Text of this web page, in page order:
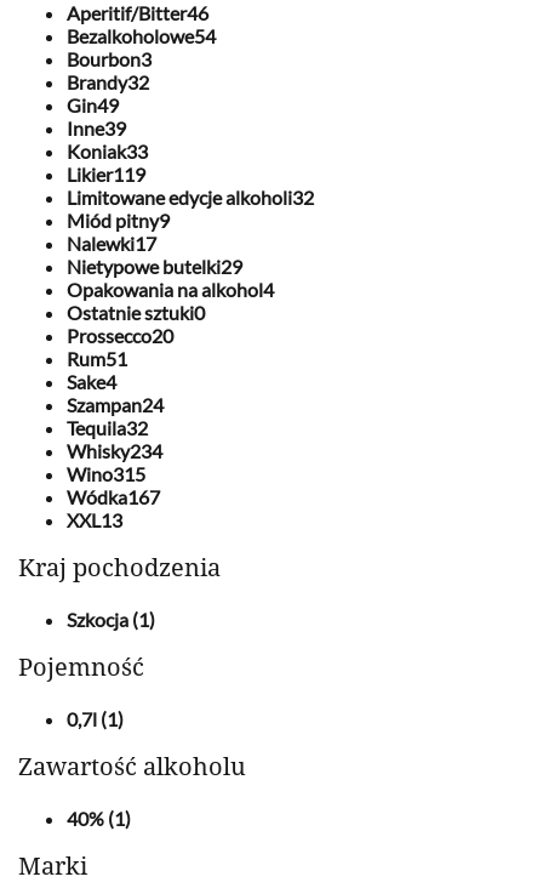
Aperitif/Bitter46
Bezalkoholowe54
Bourbon3
Brandy32
Gin49
Inne39
Koniak33
Likier119
Limitowane edycje alkoholi32
Miód pitny9
Nalewki17
Nietypowe butelki29
Opakowania na alkohol4
Ostatnie sztuki0
Prossecco20
Rum51
Sake4
Szampan24
Tequila32
Whisky234
Wino315
Wódka167
XXL13
Kraj pochodzenia
Szkocja (1)
Pojemność
0,7l (1)
Zawartość alkoholu
40% (1)
Marki